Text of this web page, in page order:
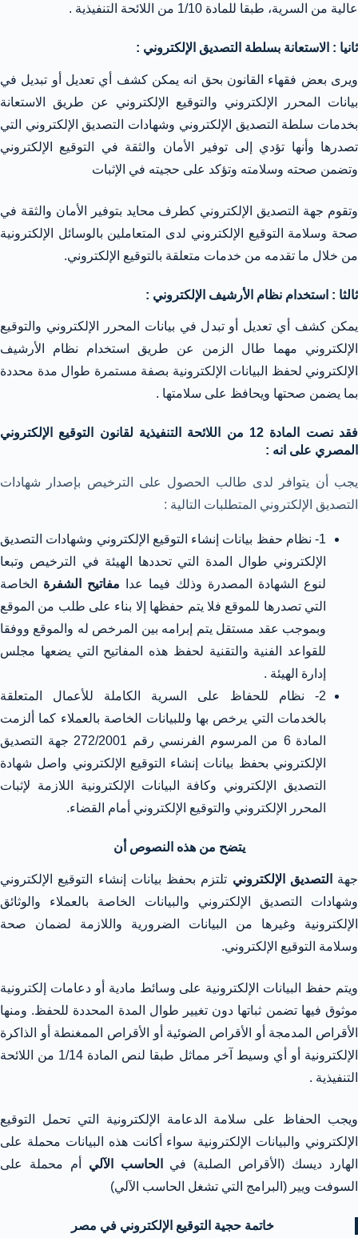
عالية من السرية، طبقا للمادة 1/10 من اللائحة التنفيذية .
ثانيا : الاستعانة بسلطة التصديق الإلكتروني :
ويرى بعض فقهاء القانون بحق انه يمكن كشف أي تعديل أو تبديل في
بيانات المحرر الإلكتروني والتوقيع الإلكتروني عن طريق الاستعانة
بخدمات سلطة التصديق الإلكتروني وشهادات التصديق الإلكتروني التي
تصدرها وأنها تؤدي إلى توفير الأمان والثقة في التوقيع الإلكتروني
وتضمن صحته وسلامته وتؤكد على حجيته في الإثبات
وتقوم جهة التصديق الإلكتروني كطرف محايد بتوفير الأمان والثقة في
صحة وسلامة التوقيع الإلكتروني لدى المتعاملين بالوسائل الإلكترونية
من خلال ما تقدمه من خدمات متعلقة بالتوقيع الإلكتروني.
ثالثا : استخدام نظام الأرشيف الإلكتروني :
يمكن كشف أي تعديل أو تبدل في بيانات المحرر الإلكتروني والتوقيع
الإلكتروني مهما طال الزمن عن طريق استخدام نظام الأرشيف
الإلكتروني لحفظ البيانات الإلكترونية بصفة مستمرة طوال مدة محددة
بما يضمن صحتها ويحافظ على سلامتها .
فقد نصت المادة 12 من اللائحة التنفيذية لقانون التوقيع الإلكتروني
المصري على انه :
يجب أن يتوافر لدى طالب الحصول على الترخيص بإصدار شهادات
التصديق الإلكتروني المتطلبات التالية :
1- نظام حفظ بيانات إنشاء التوقيع الإلكتروني وشهادات التصديق
الإلكتروني طوال المدة التي تحددها الهيئة في الترخيص وتبعا
لنوع الشهادة المصدرة وذلك فيما عدا مفاتيح الشفرة الخاصة
التي تصدرها للموقع فلا يتم حفظها إلا بناء على طلب من الموقع
وبموجب عقد مستقل يتم إبرامه بين المرخص له والموقع ووفقا
للقواعد الفنية والتقنية لحفظ هذه المفاتيح التي يضعها مجلس
إدارة الهيئة .
2- نظام للحفاظ على السرية الكاملة للأعمال المتعلقة
بالخدمات التي يرخص بها وللبيانات الخاصة بالعملاء كما ألزمت
المادة 6 من المرسوم الفرنسي رقم 272/2001 جهة التصديق
الإلكتروني بحفظ بيانات إنشاء التوقيع الإلكتروني واصل شهادة
التصديق الإلكتروني وكافة البيانات الإلكترونية اللازمة لإثبات
المحرر الإلكتروني والتوقيع الإلكتروني أمام القضاء.
يتضح من هذه النصوص أن
جهة التصديق الإلكتروني تلتزم بحفظ بيانات إنشاء التوقيع الإلكتروني
وشهادات التصديق الإلكتروني والبيانات الخاصة بالعملاء والوثائق
الإلكترونية وغيرها من البيانات الضرورية واللازمة لضمان صحة
وسلامة التوقيع الإلكتروني.
ويتم حفظ البيانات الإلكترونية على وسائط مادية أو دعامات إلكترونية
موثوق فيها تضمن ثباتها دون تغيير طوال المدة المحددة للحفظ. ومنها
الأقراص المدمجة أو الأقراص الضوئية أو الأقراص الممغنطة أو الذاكرة
الإلكترونية أو أي وسيط آخر مماثل طبقا لنص المادة 1/14 من اللائحة
التنفيذية .
ويجب الحفاظ على سلامة الدعامة الإلكترونية التي تحمل التوقيع
الإلكتروني والبيانات الإلكترونية سواء أكانت هذه البيانات محملة على
الهارد ديسك (الأقراص الصلبة) في
الحاسب الآلي أم محملة على
السوفت ويير (البرامج التي تشغل الحاسب الآلي)
خاتمة حجية التوقيع الإلكتروني في مصر